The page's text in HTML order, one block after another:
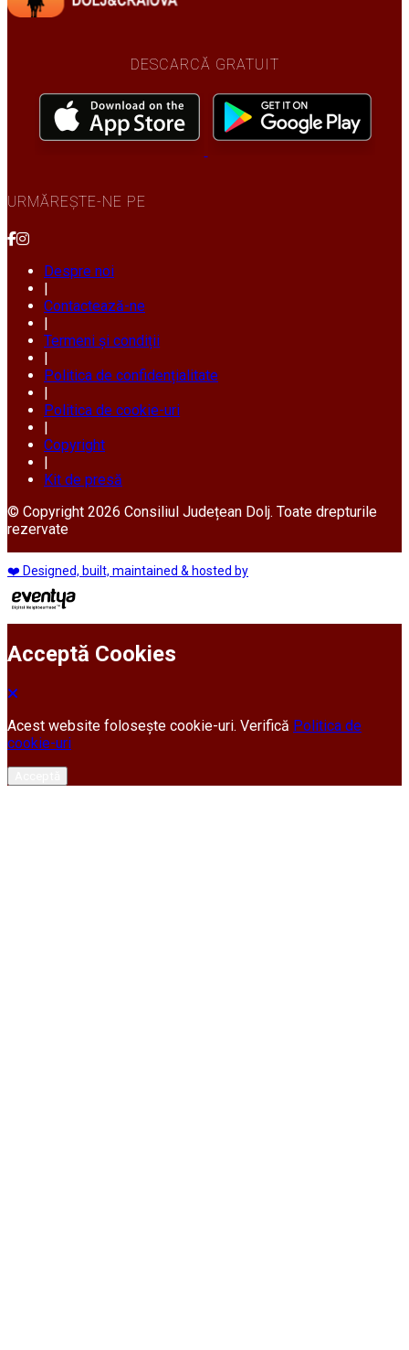
DESCARCĂ GRATUIT
URMĂREȘTE-NE PE
Despre noi
|
Contactează-ne
|
Termeni și condiții
|
Politica de confidențialitate
|
Politica de cookie-uri
|
Copyright
|
Kit de presă
© Copyright 2026 Consiliul Județean Dolj. Toate drepturile
rezervate
❤️ Designed, built, maintained & hosted by
Acceptă Cookies
Acest website folosește cookie-uri. Verifică Politica de
cookie-uri